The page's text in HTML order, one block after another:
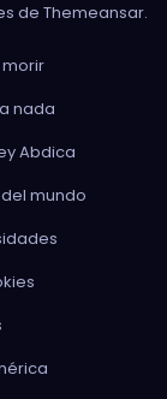
de Themeansar.
nada
Abdica
mundo